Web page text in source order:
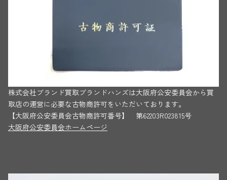
株式会社ブランド買取ブランドハンズは大阪府公安委員会から買
取店の運営に必要な古物商許可をいただいております。
【大阪府公安委員会古物商許可番号】 第62203R023815号
大阪府公安委員会ホームページ